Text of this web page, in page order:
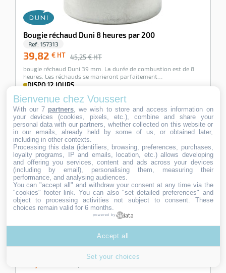
Bougie réchaud Duni 8 heures par 200
Ref: 157313
39,82 € HT 45,25 € HT
bougie réchaud Duni 39 mm. La durée de combustion est de 8
heures. Les réchauds se marieront parfaitement…
DISPO 12 JOURS
Ajouter au panier
-12%
Bougie antique blanche Duni les 100
Bienvenue chez Voussert
With our 7 partners , we wish to store and access information on
your devices (cookies, pixels, etc.), combine and share your
personal data with our partners, whether collected on this website or
in our emails, already held by some of us, or obtained later,
including in other contexts.
Processing this data (identifiers, browsing, preferences, purchases,
loyalty programs, IP and emails, location, etc.) allows developing
and offering you services, content and ads across your devices
(including by email), personalising them, measuring their
performance, and analysing audiences.
You can "accept all" and withdraw your consent at any time via the
"cookies" footer link . You can also "set detailed preferences" and
object to processing activities not subject to consent. These
choices remain valid for 6 months.
powered by
Set your choices
Accept all